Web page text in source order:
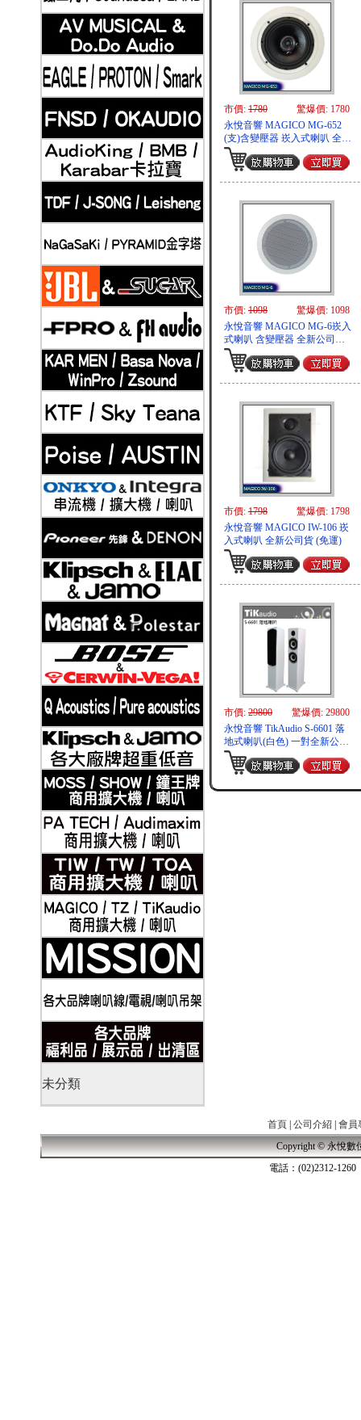
2019-11-20 Klipsch 古力奇 家庭劇院套組5 安裝實例
2019-11-21 Klipsch 古力奇 家庭劇院套組7 安裝實例
2019-11-21 Klipsch 古力奇 卡拉OK套組2 安裝實例
2019-11-21 Klipsch 古力奇 家庭劇院套組8 安裝實例
2019-11-21 Klipsch 古力奇 家庭劇院套組9 安裝實例
2019-11-21 Klipsch 古力奇 家庭劇院套組10 安裝實例
未分類
市價: 1780
驚爆價: 1780
永悅音響 MAGICO MG-652
(支)含變壓器 崁入式喇叭 全新
公司貨 (免運)
市價: 1098
驚爆價: 1098
永悅音響 MAGICO MG-6崁入
式喇叭 含變壓器 全新公司貨
(免運)
市價: 1798
驚爆價: 1798
永悅音響 MAGICO IW-106 崁
入式喇叭 全新公司貨 (免運)
市價: 29800
驚爆價: 29800
永悅音響 TikAudio S-6601 落
地式喇叭(白色) 一對全新公司
貨歡迎+即時通詢問(免運)
首頁 公司介紹 會員
Copyright © 永悅數
電話：(02)2312-